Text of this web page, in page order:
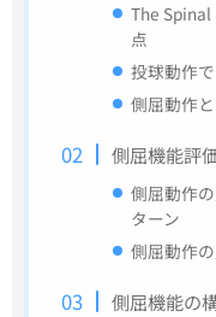
The
点
投球動作
側屈動作
側屈機能評
側屈動作
ターン
側屈動作
側屈機能の